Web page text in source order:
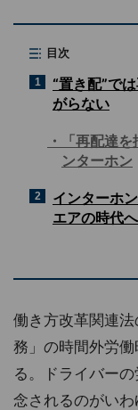
目次
1
“置き配”で
がらない
「再配達
ンターホン
2
インターホ
エアの時代へ
働き方改革関連
務」の時間外労
る。ドライバー
念されるのがい